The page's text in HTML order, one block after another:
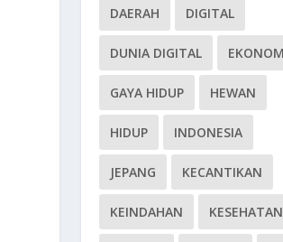
DAERAH DIGITAL
DUNIA DIGITAL
GAYA HIDUP HEWAN
HIDUP INDONESIA
JEPANG KECANTIKAN
KEINDAHAN KESEHATAN